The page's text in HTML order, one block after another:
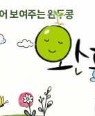
보여주는 완두콩